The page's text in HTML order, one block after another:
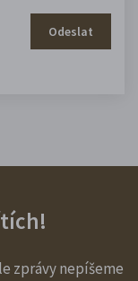
Odeslat
zprávy nepíšeme